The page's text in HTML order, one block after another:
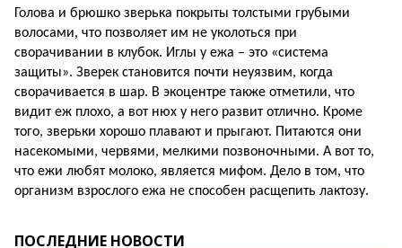
Голова и брюшко зверька покрыты толстыми грубыми
волосами, что позволяет им не уколоться при
сворачивании в клубок. Иглы у ежа – это «система
защиты». Зверек становится почти неуязвим, когда
сворачивается в шар. В экоцентре также отметили, что
видит еж плохо, а вот нюх у него развит отлично. Кроме
того, зверьки хорошо плавают и прыгают. Питаются они
насекомыми, червями, мелкими позвоночными. А вот то,
что ежи любят молоко, является мифом. Дело в том, что
организм взрослого ежа не способен расщепить лактозу.
ПОСЛЕДНИЕ НОВОСТИ